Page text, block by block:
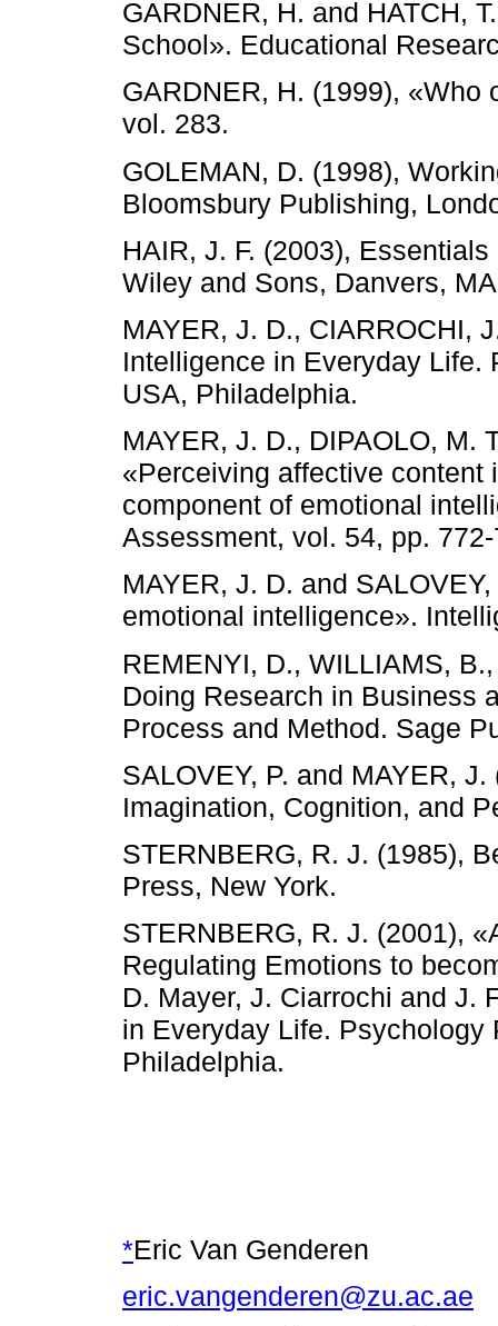
GARDNER, H. and HATCH,
School». Educational
GARDNER, H. (1999), «Who
vol. 283.
GOLEMAN, D. (1998),
Bloomsbury Publishing,
HAIR, J. F. (2003),
Wiley and Sons, Danvers,
MAYER, J. D., CIARROCHI,
Intelligence in Everyday Life.
USA, Philadelphia.
MAYER, J. D., DIPAOLO, M.
«Perceiving affective content
component of emotional
Assessment, vol. 54, pp.
MAYER, J. D. and
emotional intelligence».
REMENYI, D., WILLIAMS,
Doing Research in Business
Process and Method. Sage
SALOVEY, P. and MAYER,
Imagination, Cognition, and
STERNBERG, R. J. (1985),
Press, New York.
STERNBERG, R. J. (2001),
Regulating Emotions to
D. Mayer, J. Ciarrochi and J.
in Everyday Life. Psychology
Philadelphia.
*Eric Van Genderen
eric.vangenderen@zu.ac.ae